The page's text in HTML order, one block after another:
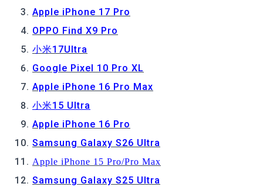
Apple iPhone 17 Pro
OPPO Find X9 Pro
小米17Ultra
Google Pixel 10 Pro XL
Apple iPhone 16 Pro Max
小米15 Ultra
Apple iPhone 16 Pro
Samsung Galaxy S26 Ultra
Apple iPhone 15 Pro/Pro Max
Samsung Galaxy S25 Ultra